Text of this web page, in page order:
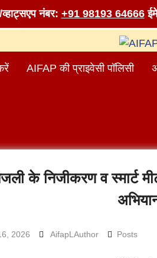
नंबर: +91 98193 64666
AIFAP की प्राइवेसी पॉलिसी
के निजीकरण व स्मार्ट
2026 AifapLAuthor Posts